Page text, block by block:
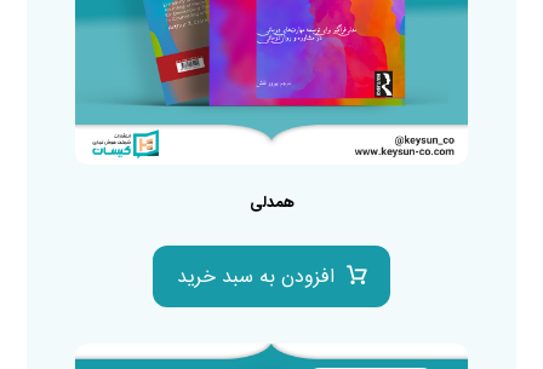
همدلی
افزودن به سبد خرید